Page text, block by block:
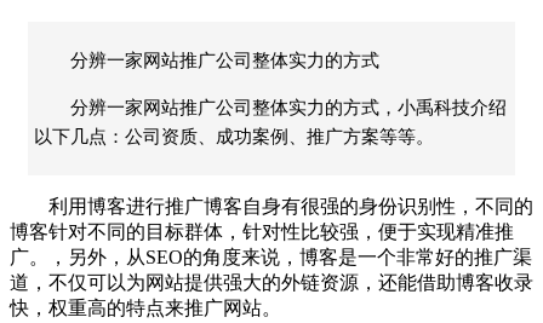
分辨一家网站推广公司整体实力的方式
分辨一家网站推广公司整体实力的方式，小禹科技介绍
以下几点：公司资质、成功案例、推广方案等等。
利用博客进行推广博客自身有很强的身份识别性，不同的
博客针对不同的目标群体，针对性比较强，便于实现精准推
广。，另外，从SEO的角度来说，博客是一个非常好的推广渠
道，不仅可以为网站提供强大的外链资源，还能借助博客收录
快，权重高的特点来推广网站。